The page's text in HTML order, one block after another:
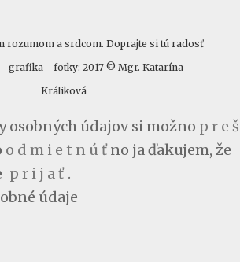
rozumom a srdcom. Doprajte si tú radosť
- grafika - fotky: 2017 © Mgr. Katarína
Králiková
osobných údajov si možno p r e š
o d m i e t n ú ťno ja ďakujem, že
p r i j a ť .
údaje